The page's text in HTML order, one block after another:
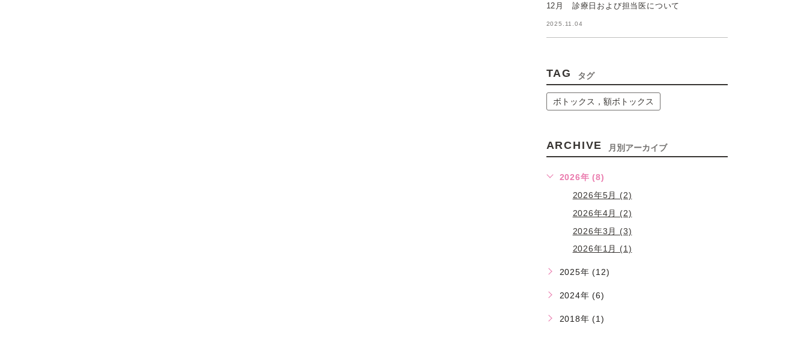
12月 診療日および担当医について
2025.11.04
TAG タグ
ボトックス，額ボトックス
ARCHIVE 月別アーカイブ
2026年 (8)
2026年5月 (2)
2026年4月 (2)
2026年3月 (3)
2026年1月 (1)
2025年 (12)
2024年 (6)
2018年 (1)